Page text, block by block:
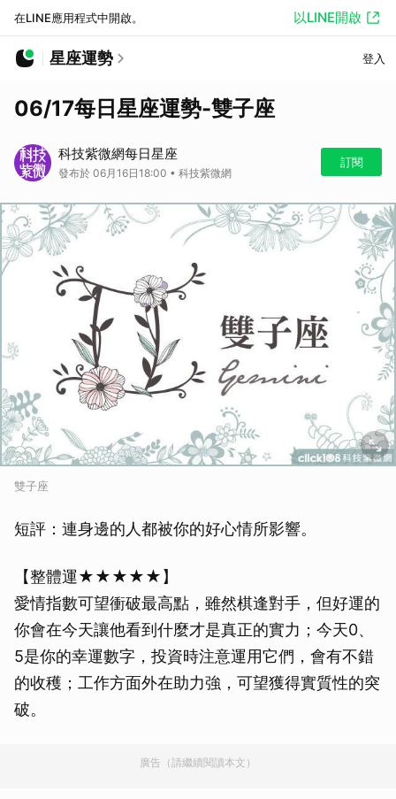
在LINE應用程式中開啟。 以LINE開啟
星座運勢 登入
06/17每日星座運勢-雙子座
科技紫微網每日星座
發布於 06月16日18:00 • 科技紫微網
訂閱
雙子座
短評：連身邊的人都被你的好心情所影響。
【整體運★★★★★】
愛情指數可望衝破最高點，雖然棋逢對手，但好運的
你會在今天讓他看到什麼才是真正的實力；今天0、
5是你的幸運數字，投資時注意運用它們，會有不錯
的收穫；工作方面外在助力強，可望獲得實質性的突
破。
廣告（請繼續閱讀本文）